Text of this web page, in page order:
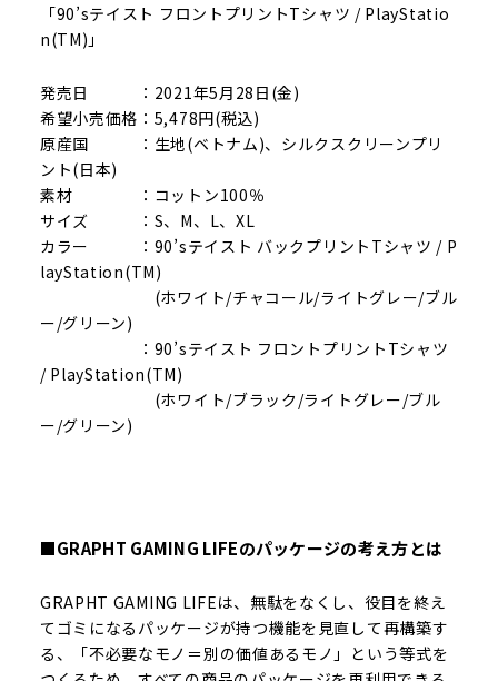
「90’sテイスト フロントプリントTシャツ / PlayStatio
n(TM)」
発売日 ：2021年5月28日(金)
希望小売価格：5,478円(税込)
原産国 ：生地(ベトナム)、シルクスクリーンプリ
ント(日本)
素材 ：コットン100％
サイズ ：S、M、L、XL
カラー ：90’sテイスト バックプリントTシャツ / P
layStation(TM)
(ホワイト/チャコール/ライトグレー/ブル
ー/グリーン)
：90’sテイスト フロントプリントTシャツ
/ PlayStation(TM)
(ホワイト/ブラック/ライトグレー/ブル
ー/グリーン)
■GRAPHT GAMING LIFEのパッケージの考え方とは
GRAPHT GAMING LIFEは、無駄をなくし、役目を終え
てゴミになるパッケージが持つ機能を見直して再構築す
る、「不必要なモノ＝別の価値あるモノ」という等式を